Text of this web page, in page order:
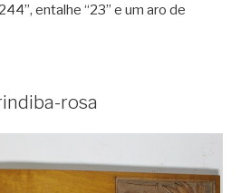
entalhe “23” e um aro de
rosa